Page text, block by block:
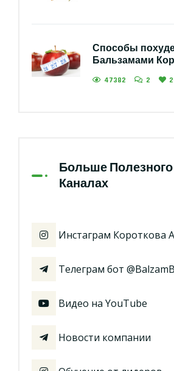
Способы
Бальзамами
47382 2
Больше
Каналах
Инстаграм Короткова
Телеграм бот
Видео на YouTube
Новости компании